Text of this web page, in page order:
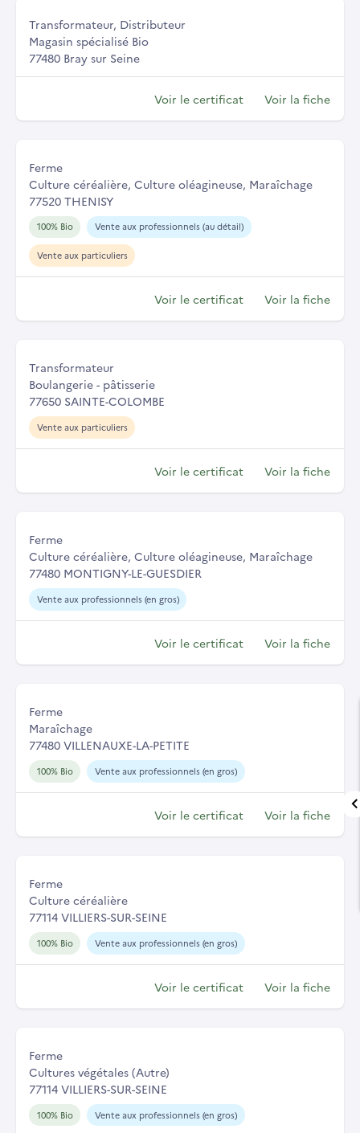
Transformateur, Distributeur
Magasin spécialisé Bio
77480 Bray sur Seine
Voir le certificat Voir la fiche
Ferme
Culture céréalière, Culture oléagineuse, Maraîchage
77520 THENISY
100% Bio Vente aux professionnels (au détail)
Vente aux particuliers
Voir le certificat Voir la fiche
Transformateur
Boulangerie - pâtisserie
77650 SAINTE-COLOMBE
Vente aux particuliers
Voir le certificat Voir la fiche
Ferme
Culture céréalière, Culture oléagineuse, Maraîchage
77480 MONTIGNY-LE-GUESDIER
Vente aux professionnels (en gros)
Voir le certificat Voir la fiche
Ferme
Maraîchage
77480 VILLENAUXE-LA-PETITE
100% Bio Vente aux professionnels (en gros)
Voir le certificat Voir la fiche
Ferme
Culture céréalière
77114 VILLIERS-SUR-SEINE
100% Bio Vente aux professionnels (en gros)
Voir le certificat Voir la fiche
Ferme
Cultures végétales (Autre)
77114 VILLIERS-SUR-SEINE
100% Bio Vente aux professionnels (en gros)